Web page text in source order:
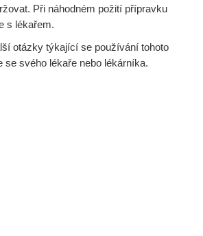
Při náhodném požití přípravku
s lékařem.
otázky týkající se používání tohoto
se svého lékaře nebo lékárníka.